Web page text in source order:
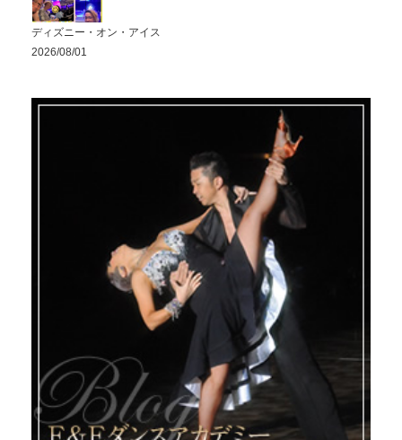
ディズニー・オン・アイス
2026/08/01